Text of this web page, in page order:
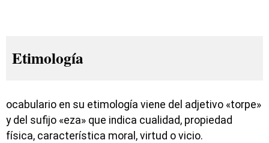
Etimología
ocabulario en su etimología viene del adjetivo «torpe»
y del sufijo «eza» que indica cualidad, propiedad
física, característica moral, virtud o vicio.